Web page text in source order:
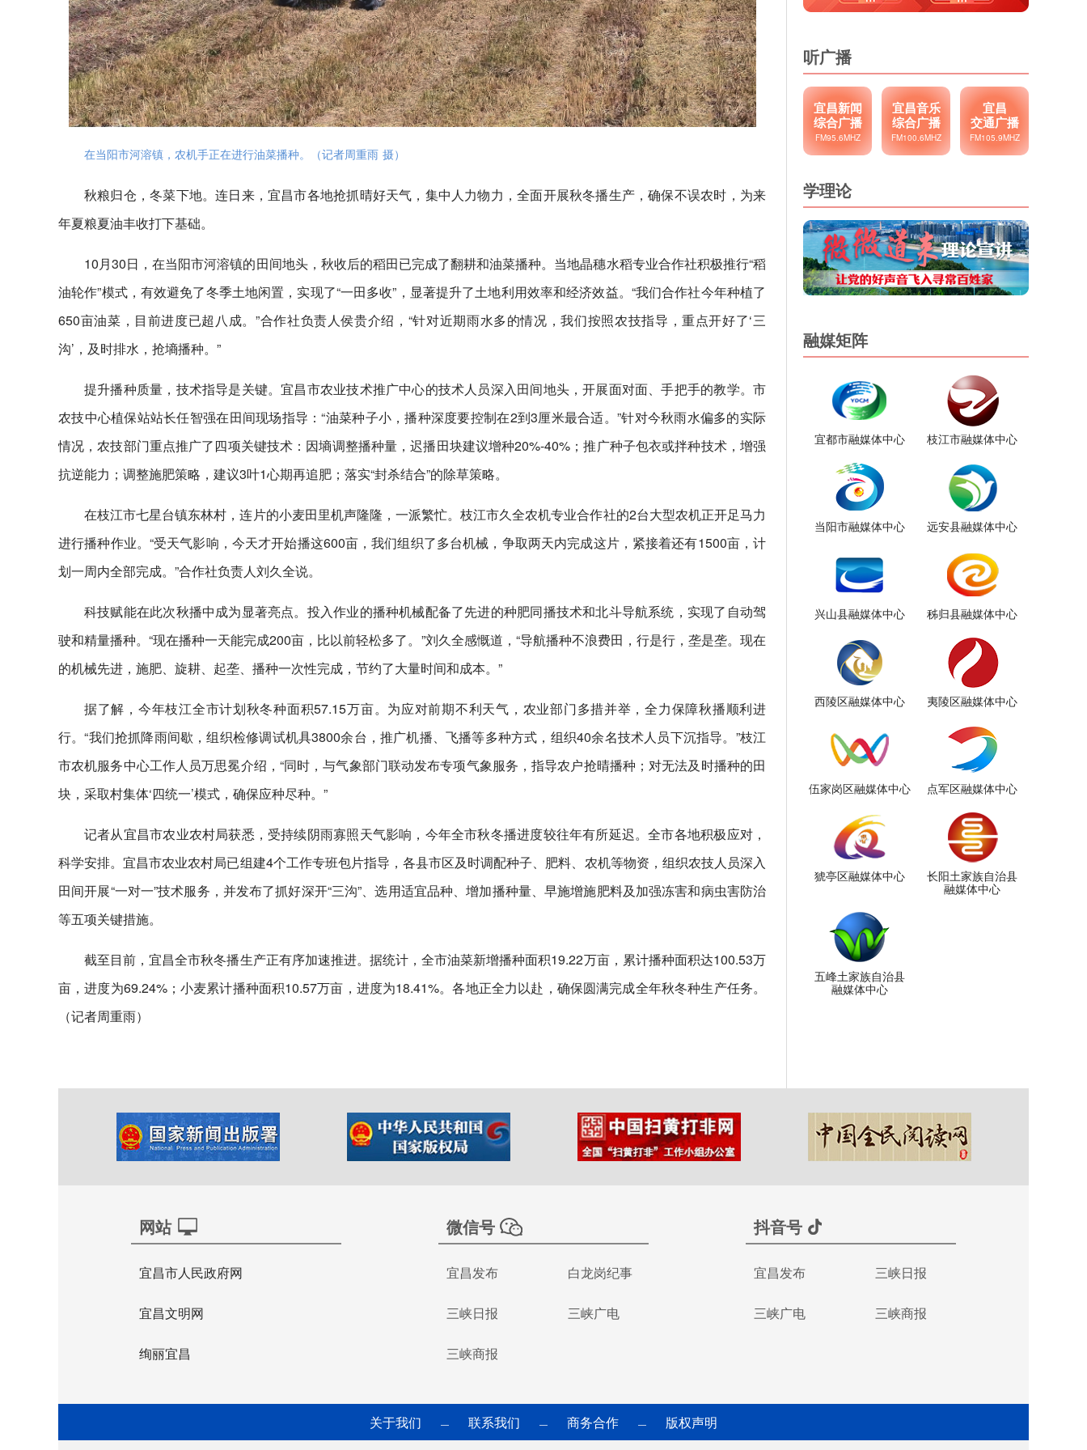
在当阳市河溶镇，农机手正在进行油菜播种。（记者周重雨 摄）
秋粮归仓，冬菜下地。连日来，宜昌市各地抢抓晴好天气，集中人力物力，全面开展秋冬播生产，确保不误农时，为来
年夏粮夏油丰收打下基础。
10月30日，在当阳市河溶镇的田间地头，秋收后的稻田已完成了翻耕和油菜播种。当地晶穗水稻专业合作社积极推行“稻
油轮作”模式，有效避免了冬季土地闲置，实现了“一田多收”，显著提升了土地利用效率和经济效益。“我们合作社今年种植了
650亩油菜，目前进度已超八成。”合作社负责人侯贵介绍，“针对近期雨水多的情况，我们按照农技指导，重点开好了‘三
沟’，及时排水，抢墒播种。”
提升播种质量，技术指导是关键。宜昌市农业技术推广中心的技术人员深入田间地头，开展面对面、手把手的教学。市
农技中心植保站站长任智强在田间现场指导：“油菜种子小，播种深度要控制在2到3厘米最合适。”针对今秋雨水偏多的实际
情况，农技部门重点推广了四项关键技术：因墒调整播种量，迟播田块建议增种20%-40%；推广种子包衣或拌种技术，增强
抗逆能力；调整施肥策略，建议3叶1心期再追肥；落实“封杀结合”的除草策略。
在枝江市七星台镇东林村，连片的小麦田里机声隆隆，一派繁忙。枝江市久全农机专业合作社的2台大型农机正开足马力
进行播种作业。“受天气影响，今天才开始播这600亩，我们组织了多台机械，争取两天内完成这片，紧接着还有1500亩，计
划一周内全部完成。”合作社负责人刘久全说。
科技赋能在此次秋播中成为显著亮点。投入作业的播种机械配备了先进的种肥同播技术和北斗导航系统，实现了自动驾
驶和精量播种。“现在播种一天能完成200亩，比以前轻松多了。”刘久全感慨道，“导航播种不浪费田，行是行，垄是垄。现在
的机械先进，施肥、旋耕、起垄、播种一次性完成，节约了大量时间和成本。”
据了解，今年枝江全市计划秋冬种面积57.15万亩。为应对前期不利天气，农业部门多措并举，全力保障秋播顺利进
行。“我们抢抓降雨间歇，组织检修调试机具3800余台，推广机播、飞播等多种方式，组织40余名技术人员下沉指导。”枝江
市农机服务中心工作人员万思冕介绍，“同时，与气象部门联动发布专项气象服务，指导农户抢晴播种；对无法及时播种的田
块，采取村集体‘四统一’模式，确保应种尽种。”
记者从宜昌市农业农村局获悉，受持续阴雨寡照天气影响，今年全市秋冬播进度较往年有所延迟。全市各地积极应对，
科学安排。宜昌市农业农村局已组建4个工作专班包片指导，各县市区及时调配种子、肥料、农机等物资，组织农技人员深入
田间开展“一对一”技术服务，并发布了抓好深开“三沟”、选用适宜品种、增加播种量、早施增施肥料及加强冻害和病虫害防治
等五项关键措施。
截至目前，宜昌全市秋冬播生产正有序加速推进。据统计，全市油菜新增播种面积19.22万亩，累计播种面积达100.53万
亩，进度为69.24%；小麦累计播种面积10.57万亩，进度为18.41%。各地正全力以赴，确保圆满完成全年秋冬种生产任务。
（记者周重雨）
听广播
宜昌新闻
综合广播
FM95.6MHZ
宜昌音乐
综合广播
FM100.6MHZ
宜昌
交通广播
FM105.9MHZ
学理论
融媒矩阵
宜都市融媒体中心 枝江市融媒体中心
当阳市融媒体中心 远安县融媒体中心
兴山县融媒体中心 秭归县融媒体中心
西陵区融媒体中心 夷陵区融媒体中心
伍家岗区融媒体中心 点军区融媒体中心
猇亭区融媒体中心
长阳土家族自治县
融媒体中心
五峰土家族自治县
融媒体中心
网站
宜昌市人民政府网
宜昌文明网
绚丽宜昌
微信号
宜昌发布 白龙岗纪事
三峡日报 三峡广电
三峡商报
抖音号
宜昌发布 三峡日报
三峡广电 三峡商报
关于我们 — 联系我们 — 商务合作 — 版权声明